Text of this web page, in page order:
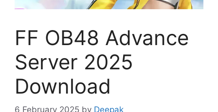
FF OB48 Advance
Server 2025
Download
6 February 2025 by Deepak